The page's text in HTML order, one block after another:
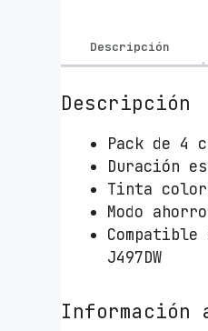
Descripción
Descripción
Pack de 4
Duración
Tinta
Modo
Compatible
J497DW
Información